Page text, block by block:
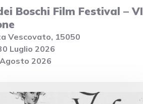
Boschi Film Festival – VI
Vescovato, 15050
Luglio 2026
2026